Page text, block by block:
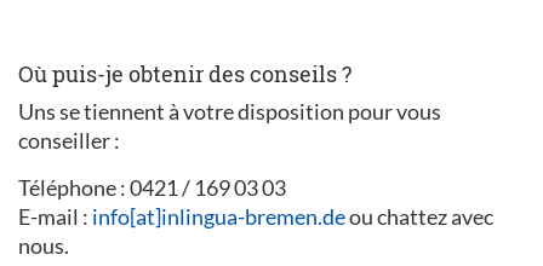
Où puis-je obtenir des conseils ?
Uns se tiennent à votre disposition pour vous
conseiller :
Téléphone : 0421 / 169 03 03
E-mail : info[at]inlingua-bremen.deou chattez avec
nous.